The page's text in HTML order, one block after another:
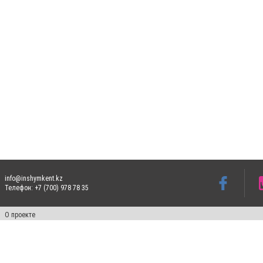
info@inshymkent.kz
Телефон: +7 (700) 978 78 35
О проекте